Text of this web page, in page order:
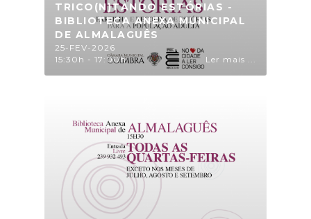
TRICO(N)TANDO ESTÓRIAS -
BIBLIOTECA ANEXA MUNICIPAL
DE ALMALAGUÊS
25-FEV-2026
15:30h - 17:00h
Ler mais ...